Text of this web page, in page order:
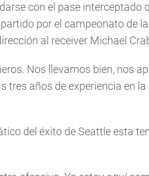
con el pase interceptado
por el campeonato de
al receiver Michael
Nos llevamos bien, nos
tres años de experiencia en
del éxito de Seattle esta